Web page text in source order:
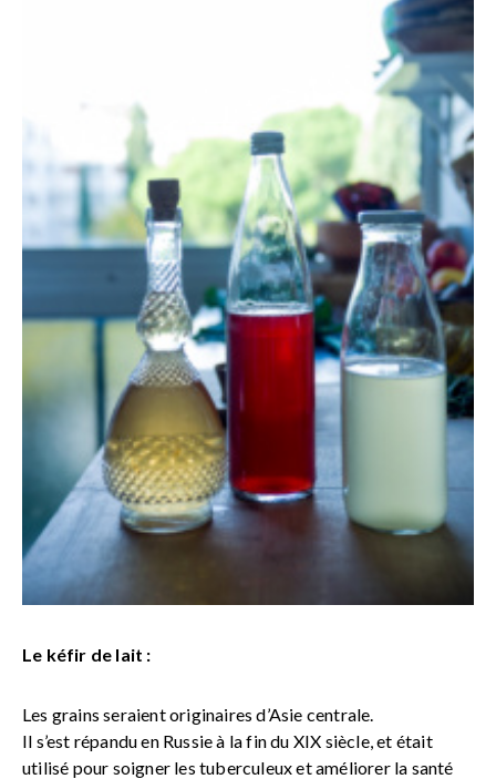
Le kéfir de lait :
Les grains seraient originaires d’Asie centrale.
Il s’est répandu en Russie à la fin du XIX siècle, et était
utilisé pour soigner les tuberculeux et améliorer la santé